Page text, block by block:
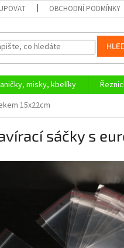
OBCHODNÍ PODMÍNKY
misky, kbelíky
15x22cm
sáčky s